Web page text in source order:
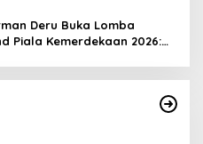
Deru Buka Lomba
Piala Kemerdekaan 2026: